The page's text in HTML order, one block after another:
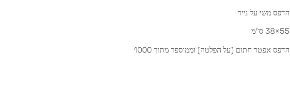
הדפס משי על נייר
55×38 ס"מ
הדפס אפטר חתום (על הפלטה) וממוספר מתוך 1000